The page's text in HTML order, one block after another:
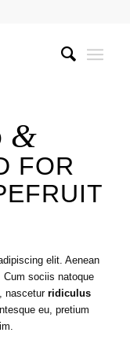
&
FOR
elit. Aenean
Cum sociis natoque
nasceturridiculus
eu, pretium